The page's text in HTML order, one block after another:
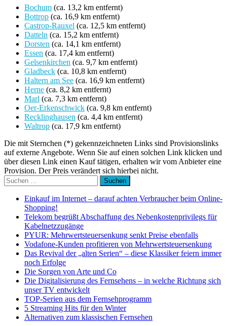
Bochum (ca. 13,2 km entfernt)
Bottrop (ca. 16,9 km entfernt)
Castrop-Rauxel (ca. 12,5 km entfernt)
Datteln (ca. 15,2 km entfernt)
Dorsten (ca. 14,1 km entfernt)
Essen (ca. 17,4 km entfernt)
Gelsenkirchen (ca. 9,7 km entfernt)
Gladbeck (ca. 10,8 km entfernt)
Haltern am See (ca. 16,9 km entfernt)
Herne (ca. 8,2 km entfernt)
Marl (ca. 7,3 km entfernt)
Oer-Erkenschwick (ca. 9,8 km entfernt)
Recklinghausen (ca. 4,4 km entfernt)
Waltrop (ca. 17,9 km entfernt)
Die mit Sternchen (*) gekennzeichneten Links sind Provisionslinks
auf externe Angebote. Wenn Sie auf einen solchen Link klicken und
über diesen Link einen Kauf tätigen, erhalten wir vom Anbieter eine
Provision. Der Preis verändert sich hierbei nicht.
Suchen
nach:
Einkauf im Internet – darauf achten Verbraucher beim Online-
Shopping!
Telekom begrüßt Abschaffung des Nebenkostenprivilegs für
Kabelnetzzugänge
PYUR: Mehrwertsteuersenkung senkt Preise ebenfalls
Vodafone-Kunden profitieren von Mehrwertsteuersenkung
Das Revival der „alten Serien“ – diese Klassiker feiern immer
noch Erfolge
Die Sorgen von Arte und Co
Die Digitalisierung des Fernsehens – in welche Richtung sich
unser TV entwickelt
TOP-Serien aus dem Fernsehprogramm
5 Streaming Hits für den Winter
Alternativen zum klassischen Fernsehen